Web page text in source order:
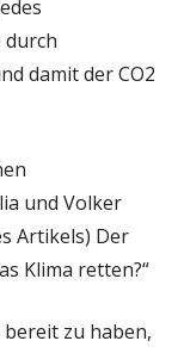
damit der CO2
und Volker
Artikels) Der
Klima retten?“
zu haben,